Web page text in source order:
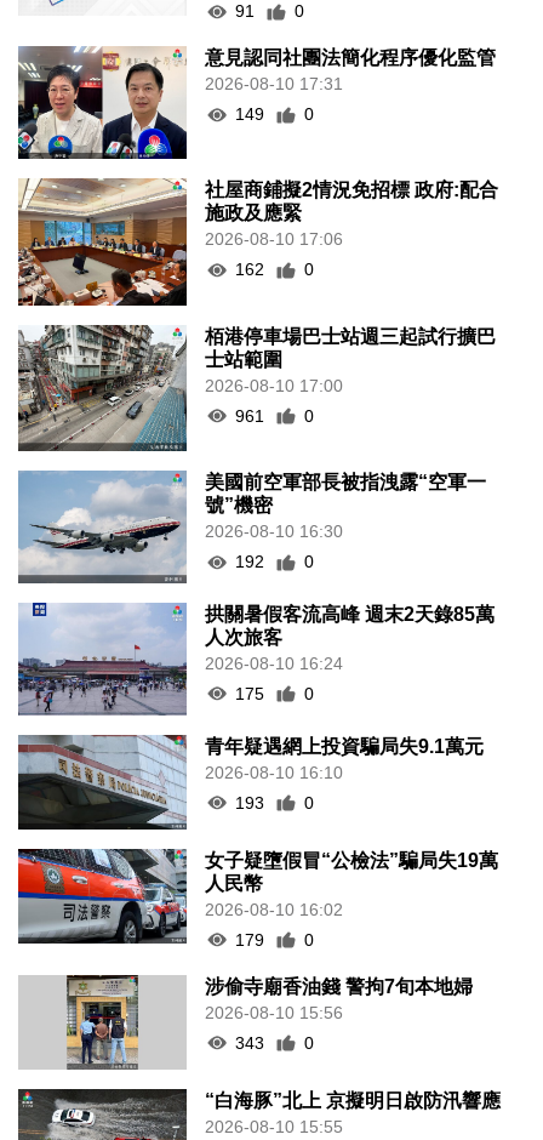
91
0
意見認同社團法簡化程序優化監管
2026-08-10 17:31
149
0
社屋商鋪擬2情況免招標 政府:配合
施政及應緊
2026-08-10 17:06
162
0
栢港停車場巴士站週三起試行擴巴
士站範圍
2026-08-10 17:00
961
0
美國前空軍部長被指洩露“空軍一
號”機密
2026-08-10 16:30
192
0
拱關暑假客流高峰 週末2天錄85萬
人次旅客
2026-08-10 16:24
175
0
青年疑遇網上投資騙局失9.1萬元
2026-08-10 16:10
193
0
女子疑墮假冒“公檢法”騙局失19萬
人民幣
2026-08-10 16:02
179
0
涉偷寺廟香油錢 警拘7旬本地婦
2026-08-10 15:56
343
0
“白海豚”北上 京擬明日啟防汛響應
2026-08-10 15:55